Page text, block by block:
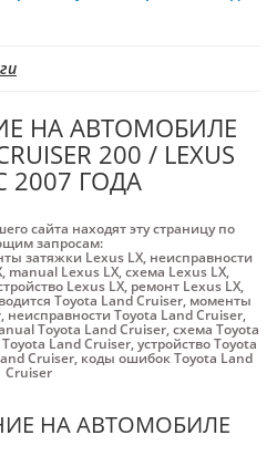
НА АВТОМОБИЛЕ
200 / LEXUS
2007 ГОДА
сайта находят эту страницу по
запросам:
затяжки Lexus LX, неисправности
, manual Lexus LX,схема Lexus LX,
Lexus LX, ремонт Lexus LX,
Toyota Land Cruiser, моменты
, неисправности Toyota Land Cruiser,
Toyota Land Cruiser,схема Toyota
Land Cruiser,устройство Toyota
Cruiser, коды ошибок Toyota Land
Cruiser
НА АВТОМОБИЛЕ